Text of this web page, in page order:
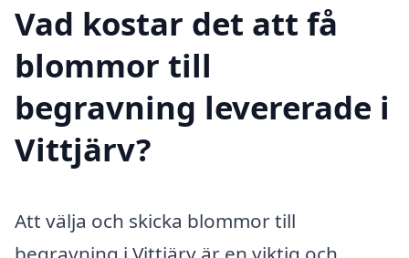
Vad kostar det att få
blommor till
begravning levererade i
Vittjärv?
Att välja och skicka blommor till